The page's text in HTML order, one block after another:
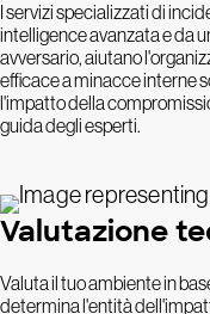
I servizi specializzati di
intelligence avanzata e da
avversario, aiutano
efficace a minacce interne
l'impatto della
guida degli esperti.
Valutazione
Valuta il tuo ambiente in
determina l'entità